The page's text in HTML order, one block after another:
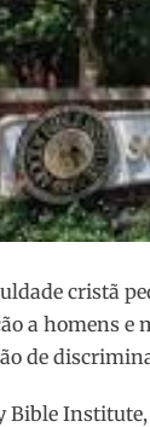
cristã
a homens e
de
Bible